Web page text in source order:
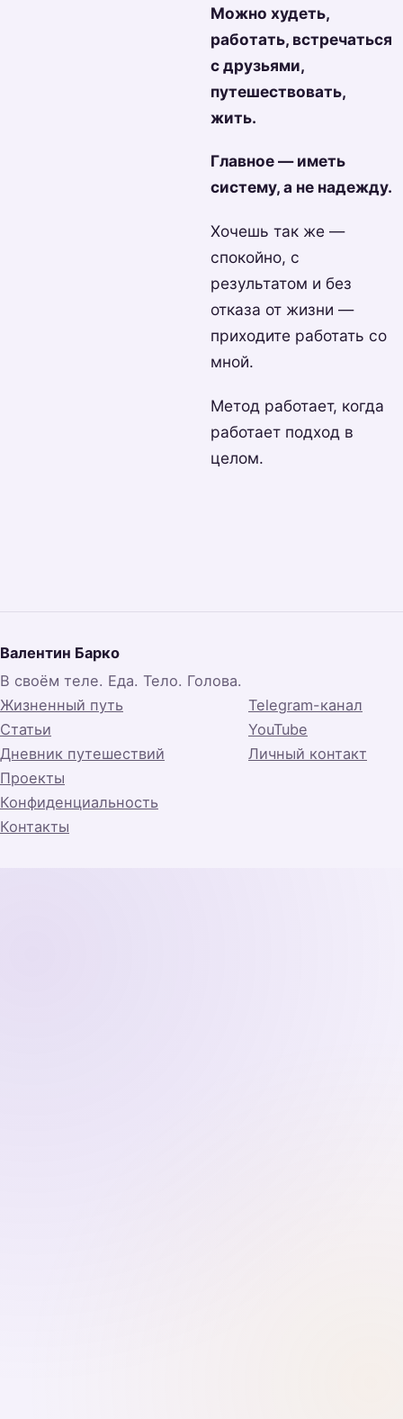
Можно худеть,
работать, встречаться
с друзьями,
путешествовать,
жить.
Главное — иметь
систему, а не надежду.
Хочешь так же —
спокойно, с
результатом и без
отказа от жизни —
приходите работать со
мной.
Метод работает, когда
работает подход в
целом.
Валентин Барко
В своём теле. Еда. Тело. Голова.
Жизненный путь
Статьи
Дневник путешествий
Telegram-канал
YouTube
Личный контакт
Проекты
Конфиденциальность
Контакты